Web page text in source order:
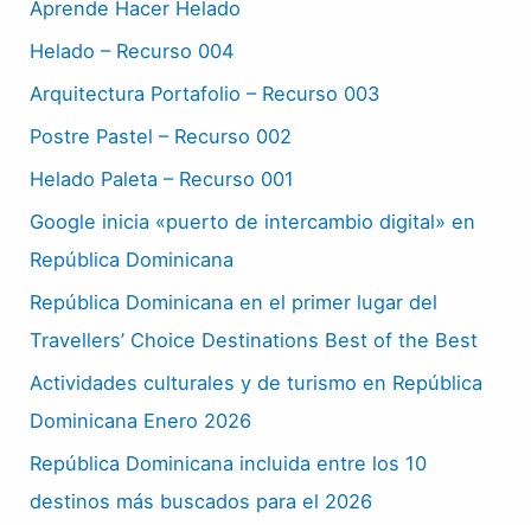
Aprende Hacer Helado
Helado – Recurso 004
Arquitectura Portafolio – Recurso 003
Postre Pastel – Recurso 002
Helado Paleta – Recurso 001
Google inicia «puerto de intercambio digital» en
República Dominicana
República Dominicana en el primer lugar del
Travellers’ Choice Destinations Best of the Best
Actividades culturales y de turismo en República
Dominicana Enero 2026
República Dominicana incluida entre los 10
destinos más buscados para el 2026